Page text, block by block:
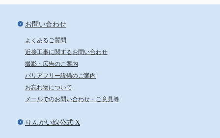
お問い合わせ
よくあるご質問
近接工事に関するお問い合わせ
撮影・広告のご案内
バリアフリー設備のご案内
お忘れ物について
メールでのお問い合わせ・ご意見等
りんかい線公式 X